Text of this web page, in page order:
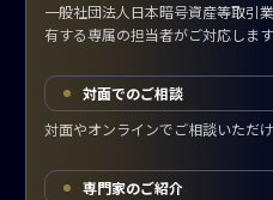
一般社団法人日本暗号資産等取引
有する専属の担当者がご対応します
対面でのご相談
対面やオンラインでご相談いただけ
専門家のご紹介